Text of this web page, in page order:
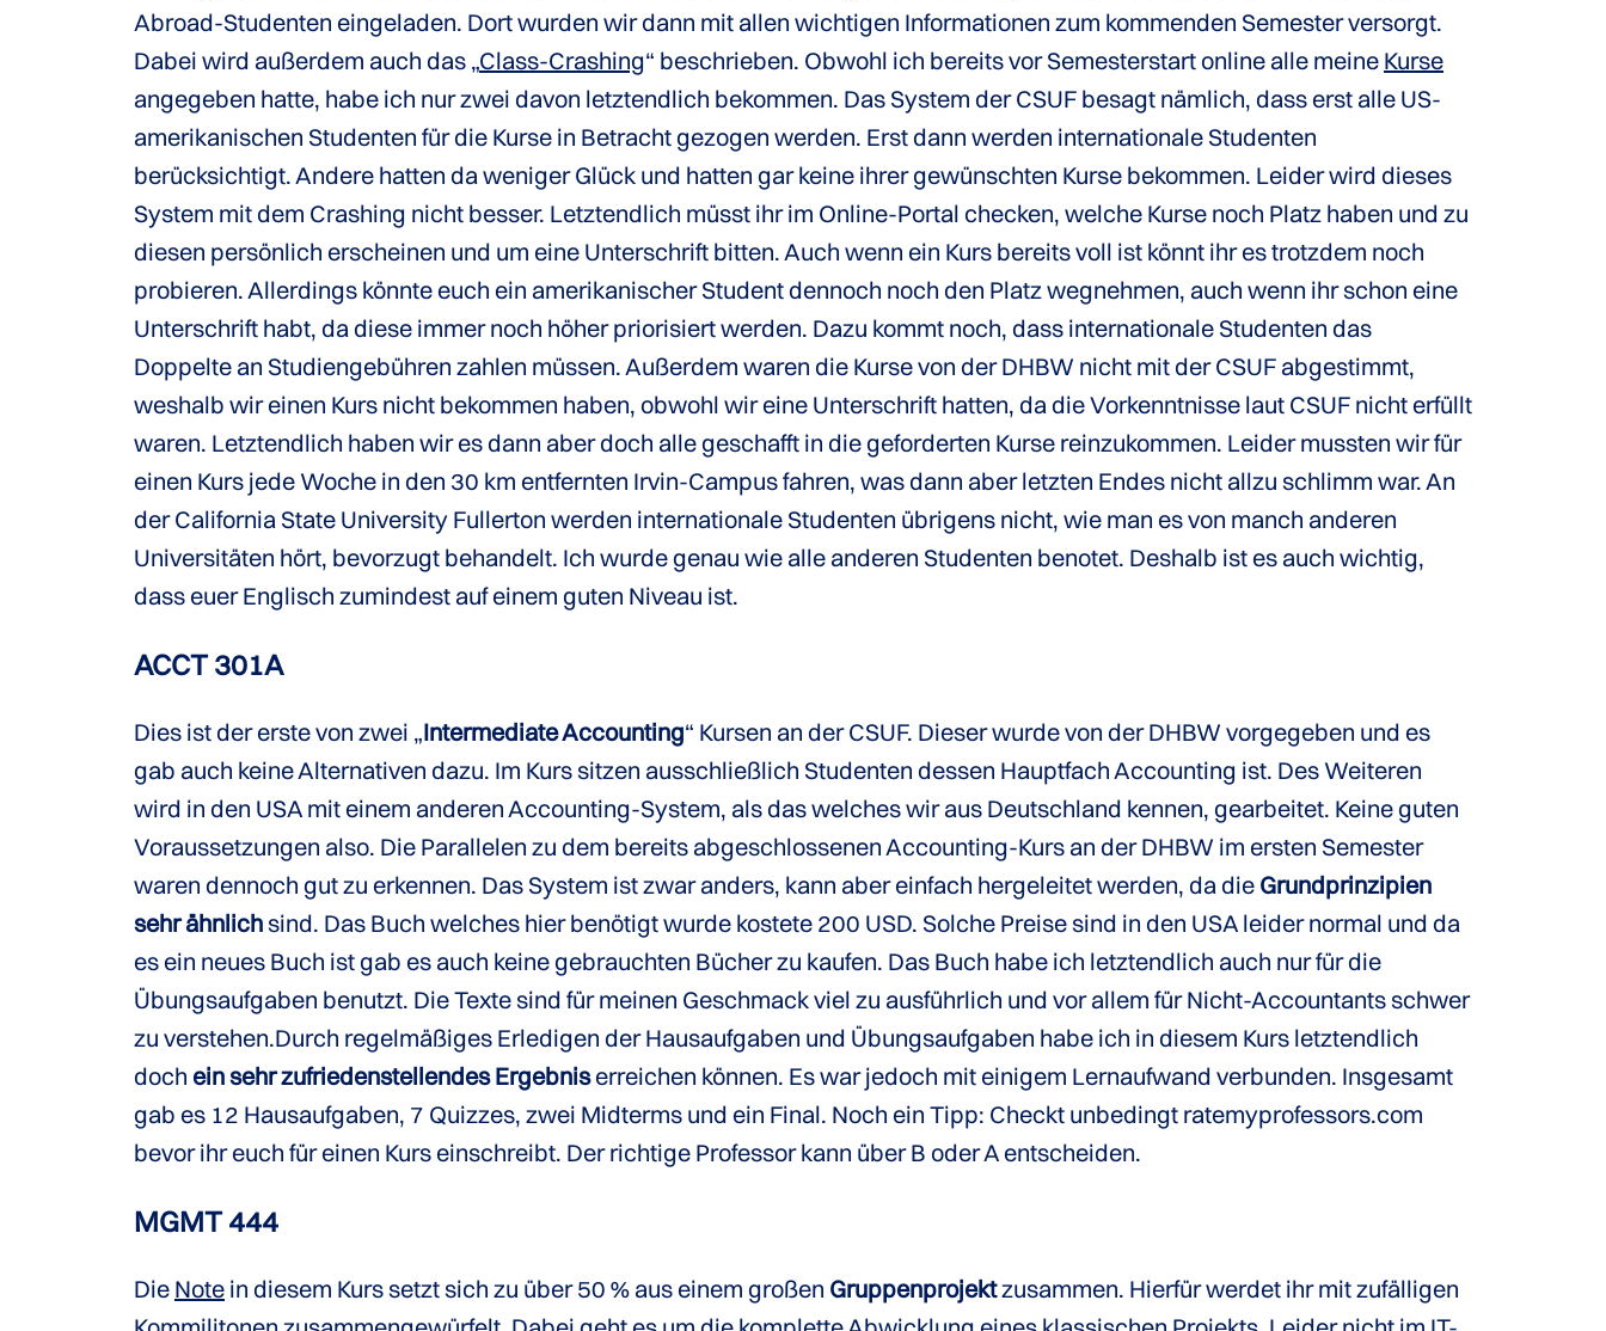
Abroad-Studenten eingeladen. Dort wurden wir dann mit allen wichtigen Informationen zum kommenden Semester versorgt.
Dabei wird außerdem auch das „Class-Crashing“ beschrieben. Obwohl ich bereits vor Semesterstart online alle meine Kurse
angegeben hatte, habe ich nur zwei davon letztendlich bekommen. Das System der CSUF besagt nämlich, dass erst alle US-
amerikanischen Studenten für die Kurse in Betracht gezogen werden. Erst dann werden internationale Studenten
berücksichtigt. Andere hatten da weniger Glück und hatten gar keine ihrer gewünschten Kurse bekommen. Leider wird dieses
System mit dem Crashing nicht besser. Letztendlich müsst ihr im Online-Portal checken, welche Kurse noch Platz haben und zu
diesen persönlich erscheinen und um eine Unterschrift bitten. Auch wenn ein Kurs bereits voll ist könnt ihr es trotzdem noch
probieren. Allerdings könnte euch ein amerikanischer Student dennoch noch den Platz wegnehmen, auch wenn ihr schon eine
Unterschrift habt, da diese immer noch höher priorisiert werden. Dazu kommt noch, dass internationale Studenten das
Doppelte an Studiengebühren zahlen müssen. Außerdem waren die Kurse von der DHBW nicht mit der CSUF abgestimmt,
weshalb wir einen Kurs nicht bekommen haben, obwohl wir eine Unterschrift hatten, da die Vorkenntnisse laut CSUF nicht erfüllt
waren. Letztendlich haben wir es dann aber doch alle geschafft in die geforderten Kurse reinzukommen. Leider mussten wir für
einen Kurs jede Woche in den 30 km entfernten Irvin-Campus fahren, was dann aber letzten Endes nicht allzu schlimm war. An
der California State University Fullerton werden internationale Studenten übrigens nicht, wie man es von manch anderen
Universitäten hört, bevorzugt behandelt. Ich wurde genau wie alle anderen Studenten benotet. Deshalb ist es auch wichtig,
dass euer Englisch zumindest auf einem guten Niveau ist.
ACCT 301A
Dies ist der erste von zwei „Intermediate Accounting“ Kursen an der CSUF. Dieser wurde von der DHBW vorgegeben und es
gab auch keine Alternativen dazu. Im Kurs sitzen ausschließlich Studenten dessen Hauptfach Accounting ist. Des Weiteren
wird in den USA mit einem anderen Accounting-System, als das welches wir aus Deutschland kennen, gearbeitet. Keine guten
Voraussetzungen also. Die Parallelen zu dem bereits abgeschlossenen Accounting-Kurs an der DHBW im ersten Semester
waren dennoch gut zu erkennen. Das System ist zwar anders, kann aber einfach hergeleitet werden, da die Grundprinzipien
sehr ähnlichsind. Das Buch welches hier benötigt wurde kostete 200 USD. Solche Preise sind in den USA leider normal und da
es ein neues Buch ist gab es auch keine gebrauchten Bücher zu kaufen. Das Buch habe ich letztendlich auch nur für die
Übungsaufgaben benutzt. Die Texte sind für meinen Geschmack viel zu ausführlich und vor allem für Nicht-Accountants schwer
zu verstehen.Durch regelmäßiges Erledigen der Hausaufgaben und Übungsaufgaben habe ich in diesem Kurs letztendlich
doch ein sehr zufriedenstellendes Ergebniserreichen können. Es war jedoch mit einigem Lernaufwand verbunden. Insgesamt
gab es 12 Hausaufgaben, 7 Quizzes, zwei Midterms und ein Final. Noch ein Tipp: Checkt unbedingt ratemyprofessors.com
bevor ihr euch für einen Kurs einschreibt. Der richtige Professor kann über B oder A entscheiden.
MGMT 444
Die Note in diesem Kurs setzt sich zu über 50 % aus einem großen Gruppenprojektzusammen. Hierfür werdet ihr mit zufälligen